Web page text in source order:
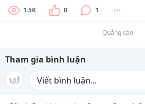
1.5K 0 1
Quảng cáo
Tham gia bình luận